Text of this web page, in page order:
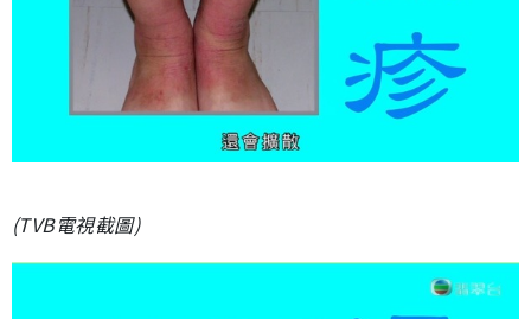
(TVB電視截圖)